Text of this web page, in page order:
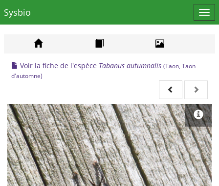
le
Sysbio
Voir la fiche de l'espèce Tabanus autumnalis (Taon, Taon
d'automne)